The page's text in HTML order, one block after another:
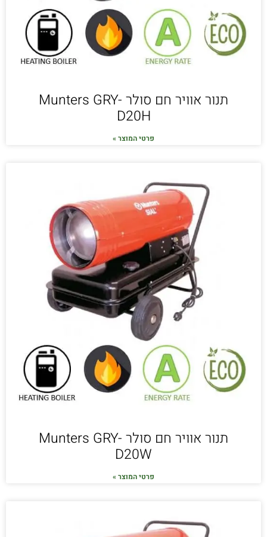
תנור אוויר חם סולר Munters GRY-
D20H
פרטי המוצר »
תנור אוויר חם סולר Munters GRY-
D20W
פרטי המוצר »